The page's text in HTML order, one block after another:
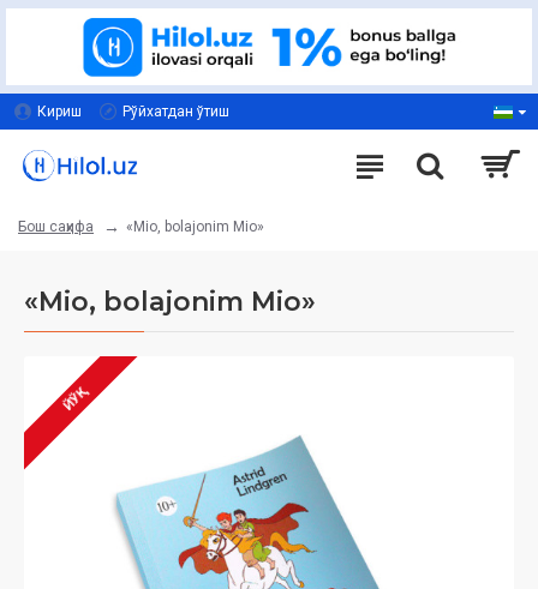
Кириш Рўйхатдан ўтиш
Бош саҳифа «Mio, bolajonim Mio»‎
«Mio, bolajonim Mio»‎
ЙЎҚ